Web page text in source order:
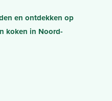
en ontdekken op
koken in Noord-